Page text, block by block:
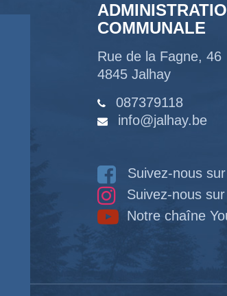
COMMUNALE
Rue de la Fagne, 46
4845 Jalhay
087379118
info@jalhay.be
Suivez-nous
Suivez-nous
Notre chaîne